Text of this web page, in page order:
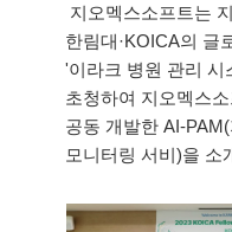
지오멕스소프트는
한림대·KOICA의 글
'이라크 병원 관리 시
초청하여 지오멕스
공동 개발한 AI-
모니터링 서비)을 소